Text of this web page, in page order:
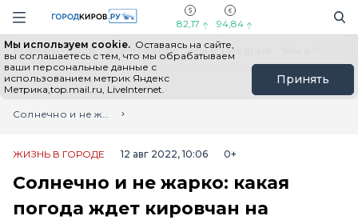
Навигация сайта
82,17 94,84
Мы используем cookie. Оставаясь на сайте,
вы соглашаетесь с тем, что мы обрабатываем
ваши персональные данные с
использованием метрик Яндекс
Метрика,top.mail.ru, LiveInternet.
Принять
Выборы - 2026 Все новости Мы в Telegram
Главная
Лента новостей
Солнечно и не жарко: какая погода ждет кировчан на выходных
ЖИЗНЬ В ГОРОДЕ 12 авг 2022, 10:06 0+
Солнечно и не жарко: какая
погода ждет кировчан на